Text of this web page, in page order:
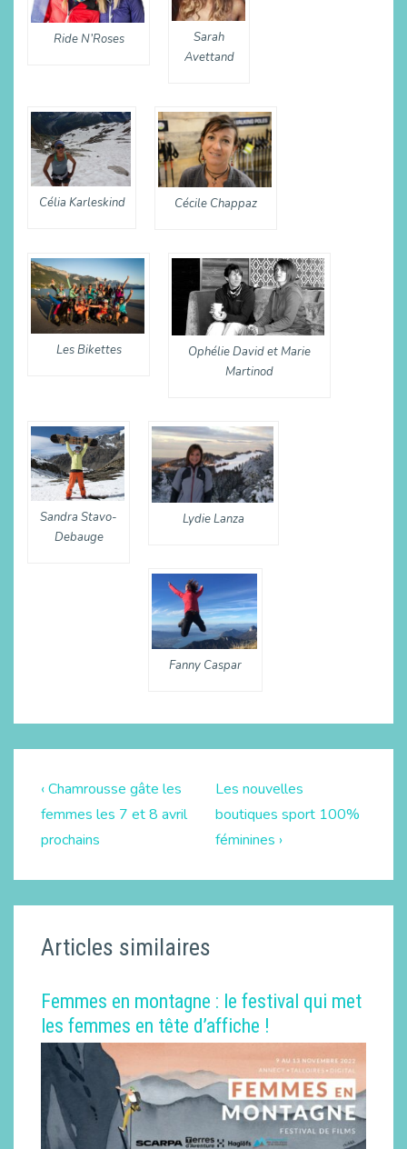
Ride N’Roses
Sarah
Avettand
Célia Karleskind Cécile Chappaz
Les Bikettes
Ophélie David et Marie
Martinod
Sandra Stavo-
Debauge
Lydie Lanza
Fanny Caspar
‹ Chamrousse gâte les
femmes les 7 et 8 avril
prochains
Les nouvelles
boutiques sport 100%
féminines ›
Articles similaires
Femmes en montagne : le festival qui met
les femmes en tête d’affiche !